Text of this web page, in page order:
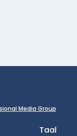
Media Group
Taal